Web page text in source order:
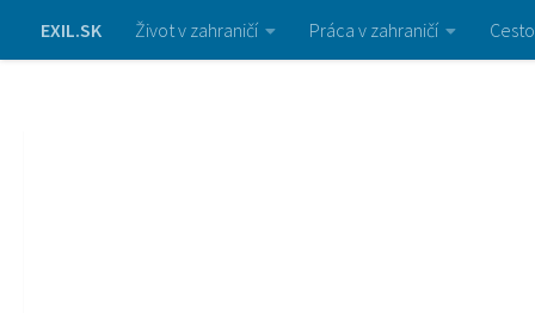
EXIL.SK Život v zahraničí Práca v zahraničí